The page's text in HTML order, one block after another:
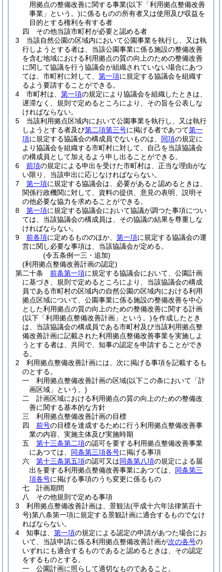
用拠点の整備改善に関する事業(以下「利用拠点整備改善
事業」という。)に係るものの所有者又は使用及び収益を
目的とする権利を有する者
四
その他当該市町村が必要と認める者
3
当該自然公園の区域内において公園事業を執行し、又は執
行しようとする者は、当該公園事業に係る施設の整備改善
を含む地域における利用拠点の質の向上のための整備改善
に関して協議を行う協議会が組織されていない場合にあつ
ては、市町村に対して、 第一項に規定する協議会を組織す
るよう要請することができる。
4
市町村は、 第一項の規定により協議会を組織したときは、
遅滞なく、規則で定めるところにより、その旨を公表しな
ければならない。
5
当該利用拠点区域内において公園事業を執行し、又は執行
しようとする者及び第二項第三号に掲げる者であつて第一
項に規定する協議会の構成員でないものは、 同項の規定に
より協議会を組織する市町村に対して、自己を当該協議会
の構成員として加えるよう申し出ることができる。
6
前項の規定による申出を受けた市町村は、正当な理由がな
い限り、当該申出に応じなければならない。
7
第一項に規定する協議会は、必要があると認めるときは、
関係行政機関に対して、資料の提供、意見の表明、説明そ
の他必要な協力を求めることができる。
8
第一項に規定する協議会において協議が調つた事項につい
ては、当該協議会の構成員は、その協議の結果を尊重しな
ければならない。
9
前各項に定めるもののほか、 第一項に規定する協議会の運
営に関し必要な事項は、当該協議会が定める。
(令五条例一三・追加)
(利用拠点整備改善計画の認定)
第二十条
前条第一項に規定する協議会において、公園計画
に基づき、規則で定めるところにより、当該協議会の構成
員である市町村の区域内の自然公園の区域内における利用
拠点区域について、公園事業に係る施設の整備改善を中心
とした利用拠点の質の向上のための整備改善に関する計画
(以下「利用拠点整備改善計画」という。)を作成したとき
は、当該協議会の構成員である市町村及び当該利用拠点整
備改善計画に記載された利用拠点整備改善事業を実施しよ
うとする者は、共同で、知事の認定を申請することができ
る。
2
利用拠点整備改善計画には、次に掲げる事項を記載するも
のとする。
一
利用拠点整備改善計画の区域(以下この条において「計
画区域」という。)
二
計画区域における利用拠点の質の向上のための整備改
善に関する基本的な方針
三
利用拠点整備改善計画の目標
四
前号の目標を達成するために行う利用拠点整備改善事
業の内容、実施主体及び実施時期
五
第十三条第二項の認可を要する利用拠点整備改善事業
にあつては、 同条第三項各号に掲げる事項
六
第十三条第五項の認可又は同条第八項の規定による届
出を要する利用拠点整備改善事業にあつては、 同条第三
項各号に掲げる事項のうち変更に係るもの
七
計画期間
八
その他規則で定める事項
3
利用拠点整備改善計画は、景観法(平成十六年法律第百十
号)第八条第一項に規定する景観計画に適合するものでなけ
ればならない。
4
知事は、 第一項の規定による認定の申請があつた場合にお
いて、当該申請に係る利用拠点整備改善計画が次の各号の
いずれにも適合するものであると認めるときは、その認定
をするものとする。
一
公園計画に照らして適切なものであること。